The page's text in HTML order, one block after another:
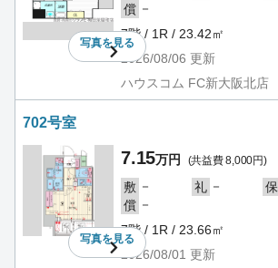
写真を見る
償 －
7階 / 1R / 23.42㎡
2026/08/06 更新
ハウスコム FC新大阪北店
702号室
写真を見る
7.15万円 (共益費 8,000円)
敷 － 礼 － 保
償 －
7階 / 1R / 23.66㎡
2026/08/01 更新